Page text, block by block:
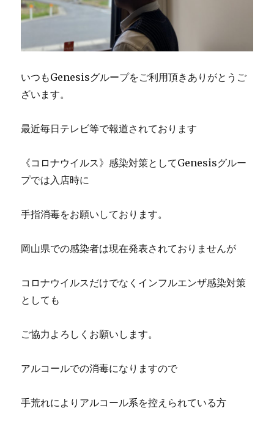
いつもGenesisグループをご利用頂きありがとうご
ざいます。
最近毎日テレビ等で報道されております
《コロナウイルス》感染対策としてGenesisグルー
プでは入店時に
手指消毒をお願いしております。
岡山県での感染者は現在発表されておりませんが
コロナウイルスだけでなくインフルエンザ感染対策
としても
ご協力よろしくお願いします。
アルコールでの消毒になりますので
手荒れによりアルコール系を控えられている方